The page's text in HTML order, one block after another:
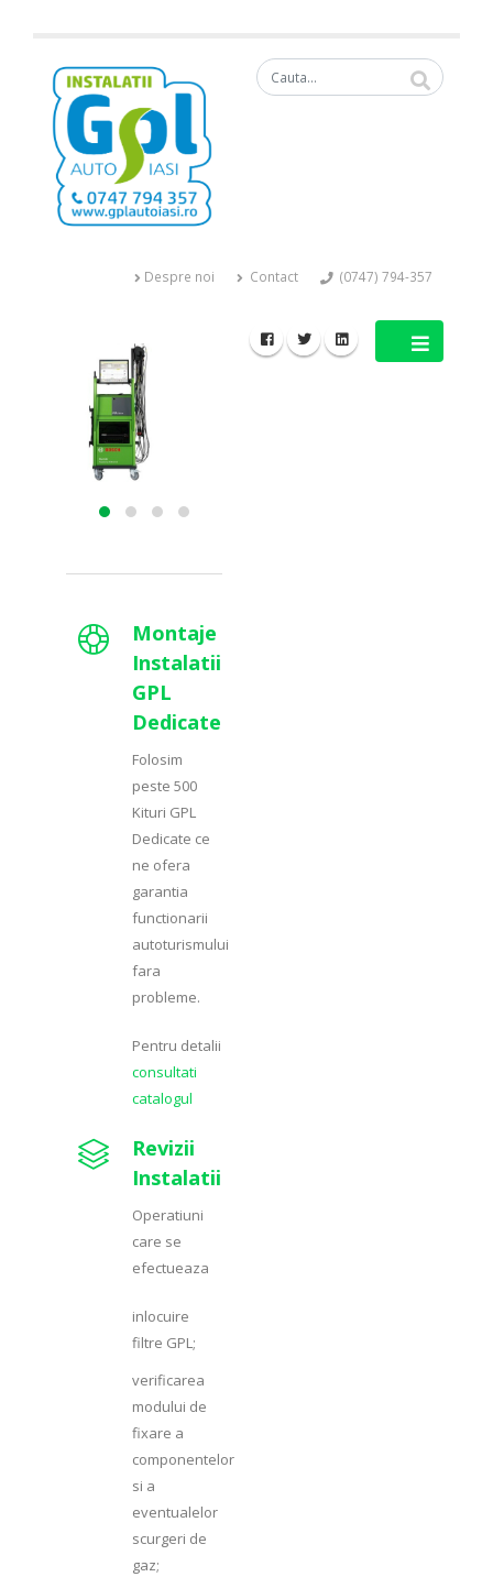
Despre noi Contact (0747) 794-357
Montaje
Instalatii
GPL
Dedicate
Folosim
peste 500
Kituri GPL
Dedicate ce
ne ofera
garantia
functionarii
autoturismului
fara
probleme.
Pentru detalii
consultati
catalogul
Revizii
Instalatii
Operatiuni
care se
efectueaza
inlocuire
filtre GPL;
verificarea
modului de
fixare a
componentelor
si a
eventualelor
scurgeri de
gaz;